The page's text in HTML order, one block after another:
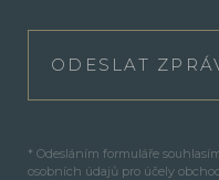
ODESLAT
* Odesláním formuláře
osobních údajů pro účely